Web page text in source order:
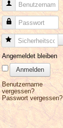
Benutzername
Passwort
Sicherheitscode
Angemeldet bleiben
Anmelden
Benutzername
vergessen?
Passwort vergessen?